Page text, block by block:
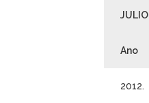
JULIO
Ano
2012.